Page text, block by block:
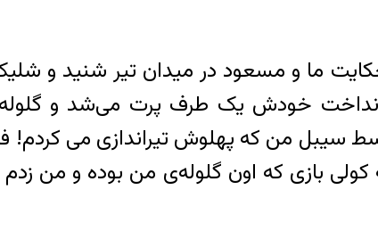
ما و مسعود در میدان تیر شنید و شلیک با
خودش یک طرف پرت می‌شد و
سیبل من که پهلوش تیراندازی می کردم!
بازی که اون گلوله‌ی من بوده و من